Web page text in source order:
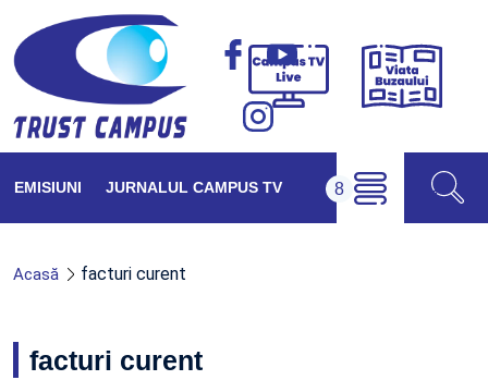
Campus
Viața
EMISIUNI JURNALUL CAMPUS TV
Acasă facturi curent
facturi curent